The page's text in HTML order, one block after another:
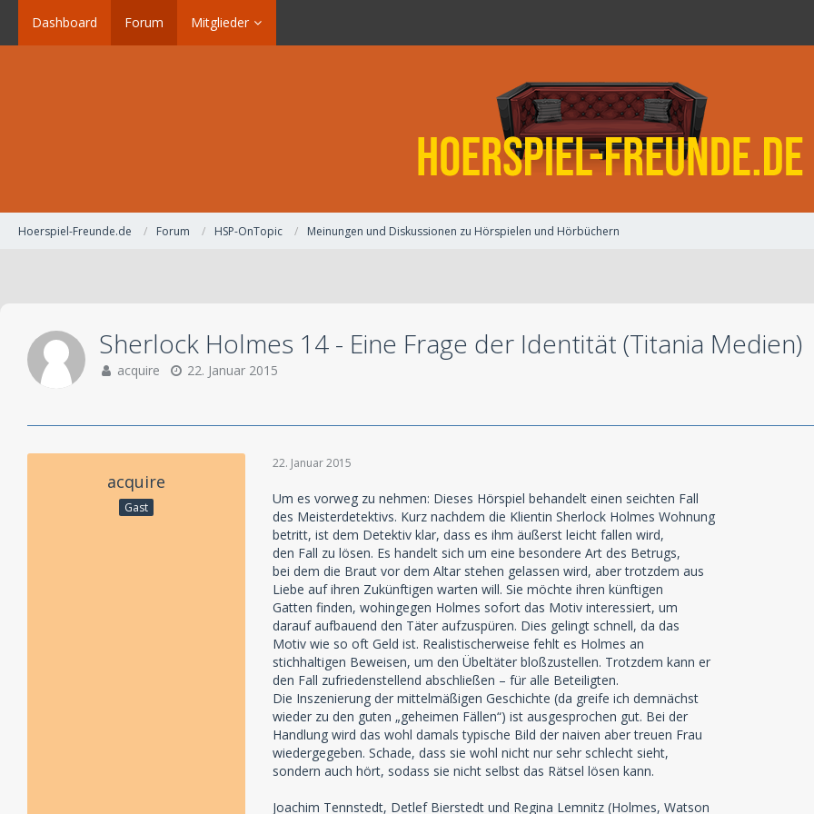
Dashboard Forum Mitglieder
Hoerspiel-Freunde.de Forum HSP-OnTopic Meinungen und Diskussionen zu Hörspielen und Hörbüchern
Sherlock Holmes 14 - Eine Frage der Identität (Titania Medien)
acquire 22. Januar 2015
acquire
Gast
22. Januar 2015
Um es vorweg zu nehmen: Dieses Hörspiel behandelt einen seichten Fall
des Meisterdetektivs. Kurz nachdem die Klientin Sherlock Holmes Wohnung
betritt, ist dem Detektiv klar, dass es ihm äußerst leicht fallen wird,
den Fall zu lösen. Es handelt sich um eine besondere Art des Betrugs,
bei dem die Braut vor dem Altar stehen gelassen wird, aber trotzdem aus
Liebe auf ihren Zukünftigen warten will. Sie möchte ihren künftigen
Gatten finden, wohingegen Holmes sofort das Motiv interessiert, um
darauf aufbauend den Täter aufzuspüren. Dies gelingt schnell, da das
Motiv wie so oft Geld ist. Realistischerweise fehlt es Holmes an
stichhaltigen Beweisen, um den Übeltäter bloßzustellen. Trotzdem kann er
den Fall zufriedenstellend abschließen – für alle Beteiligten.
Die Inszenierung der mittelmäßigen Geschichte (da greife ich demnächst
wieder zu den guten „geheimen Fällen“) ist ausgesprochen gut. Bei der
Handlung wird das wohl damals typische Bild der naiven aber treuen Frau
wiedergegeben. Schade, dass sie wohl nicht nur sehr schlecht sieht,
sondern auch hört, sodass sie nicht selbst das Rätsel lösen kann.
Joachim Tennstedt, Detlef Bierstedt und Regina Lemnitz (Holmes, Watson